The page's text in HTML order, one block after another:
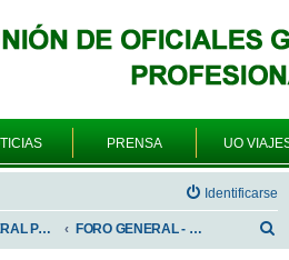
PRENSA UO
Identificarse
FORO GENERAL PARA TODOS LOS USUARIOS FORO GENERAL - ACADEMIAS DE FORMACIÓN